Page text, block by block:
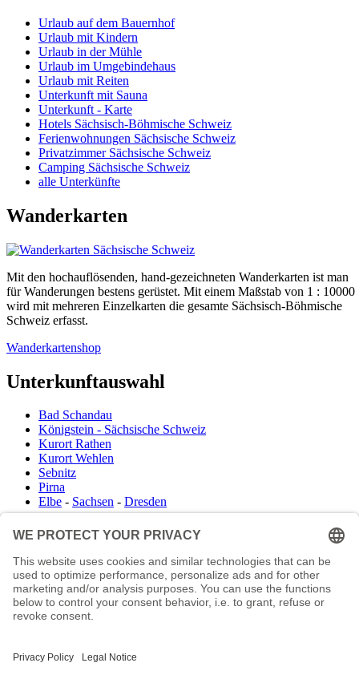
Urlaub auf dem Bauernhof
Urlaub mit Kindern
Urlaub in der Mühle
Urlaub im Umgebindehaus
Urlaub mit Reiten
Unterkunft mit Sauna
Unterkunft - Karte
Hotels Sächsisch-Böhmische Schweiz
Ferienwohnungen Sächsische Schweiz
Privatzimmer Sächsische Schweiz
Camping Sächsische Schweiz
alle Unterkünfte
Wanderkarten
Mit den hochauflösenden, hand-gezeichneten Wanderkarten ist man
für Wanderungen bestens gerüstet. Mit einem Maßstab von 1 : 10000
wird mit mehreren Einzelkarten die gesamte Sächsisch-Böhmische
Schweiz erfasst.
Wanderkartenshop
Unterkunftauswahl
Bad Schandau
Königstein - Sächsische Schweiz
Kurort Rathen
Kurort Wehlen
Sebnitz
Pirna
Elbe - Sachsen - Dresden
Infocenter
Wanderkartenshop
Prospektdownload
Unterkunft Böhmisch Sächsische Schweiz
Veranstaltungskalender